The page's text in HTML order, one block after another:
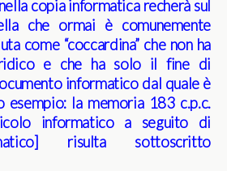
copia informatica recherà sul
che ormai è comunemente
come “coccardina” che non ha
e che ha solo il fine di
informatico dal quale è
esempio: la memoria 183 c.p.c.
informatico a seguito di
risulta sottoscritto